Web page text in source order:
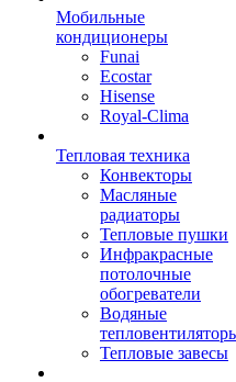
Мобильные
кондиционеры
Funai
Ecostar
Hisense
Royal-Clima
Тепловая техника
Конвекторы
Масляные
радиаторы
Тепловые пушки
Инфракрасные
потолочные
обогреватели
Водяные
Тепловые завесы